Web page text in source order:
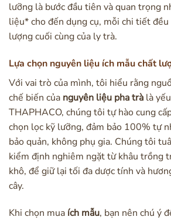
lưỡng là bước đầu tiên và quan trọng
liệu* cho đến dụng cụ, mỗi chi tiết
lượng cuối cùng của ly trà.
Lựa chọn nguyên liệu ích mẫu chất
Với vai trò của mình, tôi hiểu rằng
chế biến của nguyên liệu pha trà là
THAPHACO, chúng tôi tự hào cung
chọn lọc kỹ lưỡng, đảm bảo 100% tự
bảo quản, không phụ gia. Chúng tôi
kiểm định nghiêm ngặt từ khâu trồng
khô, để giữ lại tối đa dược tính và
cây.
Khi chọn mua ích mẫu, bạn nên chú ý